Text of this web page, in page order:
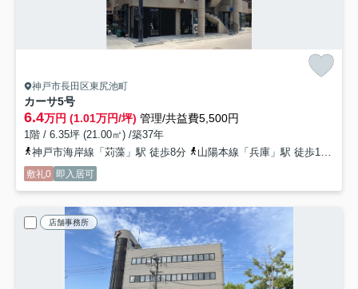
神戸市長田区東尻池町
カーサ5号
6.4万円 (1.01万円/坪) 管理/共益費5,500円
1階 / 6.35坪 (21.00㎡) /築37年
神戸市海岸線「苅藻」駅 徒歩8分
山陽本線「兵庫」駅 徒歩12分
敷礼0 即入居可
店舗事務所